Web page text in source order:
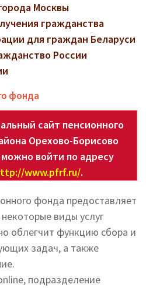
Москвы
гражданства
для граждан Беларуси
России
фонда
сайт пенсионного
Орехово-Борисово
войти по адресу
www.pfrf.ru/.
фонда предоставляет
виды услуг
облегчит функцию сбора и
задач, а также
подразделение